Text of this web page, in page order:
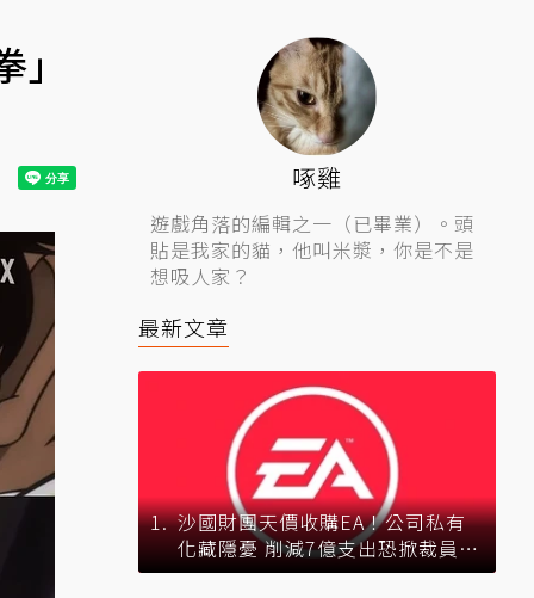
啄雞
遊戲角落的編輯之一（已畢業）。頭
貼是我家的貓，他叫米漿，你是不是
想吸人家？
最新文章
沙國財團天價收購EA！公司私有
化藏隱憂 削減7億支出恐掀裁員風
暴？